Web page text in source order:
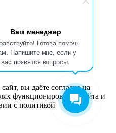
Ваш менеджер
Готова помочь
Напишите мне, если у
вас появятся вопросы.
данных в
вы даёте согласие на
функционирования сайта и
с политикой